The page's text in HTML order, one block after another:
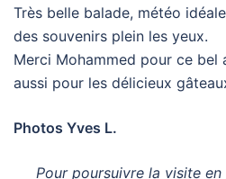
Très belle balade, météo
des souvenirs plein les yeux.
Merci Mohammed pour ce
aussi pour les délicieux
Photos Yves L.
Pour poursuivre la visite